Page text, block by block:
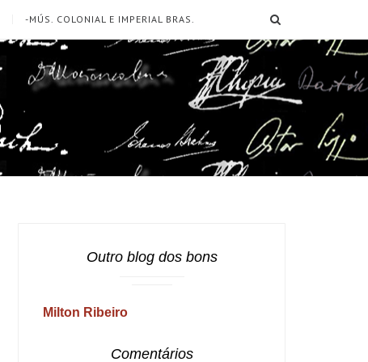
-MÚS. COLONIAL E IMPERIAL BRAS.
Outro blog dos bons
Milton Ribeiro
Comentários